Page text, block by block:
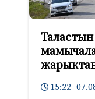
15:22